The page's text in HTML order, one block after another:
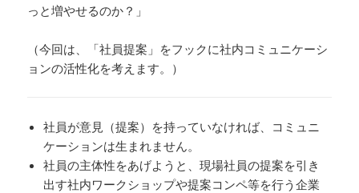
っと増やせるのか？」
（今回は、「社員提案」をフックに社内コミュニケーシ
ョンの活性化を考えます。）
社員が意見（提案）を持っていなければ、コミュニ
ケーションは生まれません。
社員の主体性をあげようと、現場社員の提案を引き
出す社内ワークショップや提案コンペ等を行う企業